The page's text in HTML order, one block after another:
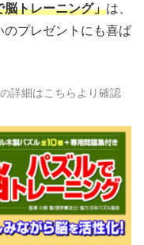
脳トレーニング」は、
プレゼントにも喜ば
の詳細はこちらより確認